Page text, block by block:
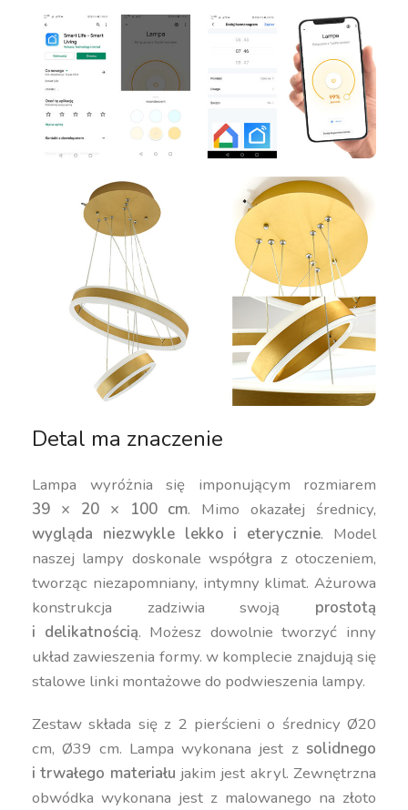
Detal ma znaczenie
Lampa wyróżnia się imponującym rozmiarem
39 × 20 × 100 cm. Mimo okazałej średnicy,
wygląda niezwykle lekko i eterycznie. Model
naszej lampy doskonale współgra z otoczeniem,
tworząc niezapomniany, intymny klimat. Ażurowa
konstrukcja zadziwia swoją prostotą
i delikatnością. Możesz dowolnie tworzyć inny
układ zawieszenia formy. w komplecie znajdują się
stalowe linki montażowe do podwieszenia lampy.
Zestaw składa się z 2 pierścieni o średnicy Ø20
cm, Ø39 cm. Lampa wykonana jest z solidnego
i trwałego materiału jakim jest akryl. Zewnętrzna
obwódka wykonana jest z malowanego na złoto